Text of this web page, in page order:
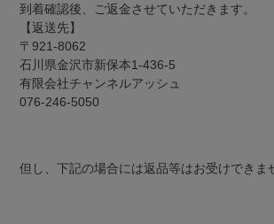
到着確認後、ご返金させていただきます。
【返送先】
〒921-8062
石川県金沢市新保本1-436-5
有限会社チャンネルアッシュ
076-246-5050
但し、下記の場合には返品等はお受けできま